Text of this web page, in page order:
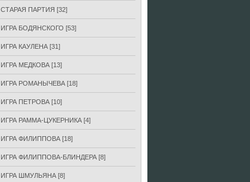
СТАРАЯ ПАРТИЯ [32]
ИГРА БОДЯНСКОГО [53]
ИГРА КАУЛЕНА [31]
ИГРА МЕДКОВА [13]
ИГРА РОМАНЫЧЕВА [18]
ИГРА ПЕТРОВА [10]
ИГРА РАММА-ЦУКЕРНИКА [4]
ИГРА ФИЛИППОВА [18]
ИГРА ФИЛИППОВА-БЛИНДЕРА [8]
ИГРА ШМУЛЬЯНА [8]